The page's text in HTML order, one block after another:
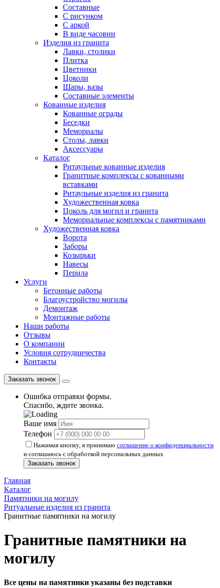
Составные
С рисунком
С аркой
В виде часовни
Изделия из гранита
Лавки, столики
Плитка
Цветники
Цоколи
Шары, вазы
Составные элементы
Кованные изделия
Кованные ограды
Беседки
Мемориалы
Столы, лавки
Аксессуары
Каталог
Ритаульные кованные изделия
Гранитные комплексы с кованными
вставками
Ритаульные изделия из гранита
Художественная ковка
Цоколь для могил и гранита
Мемориальные комплексы с памятниками
Художественная ковка
Ворота
Заборы
Козырьки
Навесы
Перила
Услуги
Бетонные работы
Благоустройство могилы
Демонтаж
Монтажные работы
Наши работы
Отзывы
О компании
Условия сотрудничества
Контакты
Заказать звонок
Ошибка отправки формы.
Спасибо, ждите звонка.
Ваше имя
Телефон
Нажимая кнопку, я принимаю соглашение о конфиденциальности
и соглашаюсь с обработкой персональных данных
Заказать звонок
Главная
Каталог
Памятники на могилу
Ритуальные изделия из гранита
Гранитные памятники на могилу
Гранитные памятники на
могилу
Все цены на памятники указаны без подставки